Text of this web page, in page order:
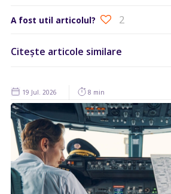
A fost util articolul? 2
Citește articole similare
19 Jul. 2026 8 min